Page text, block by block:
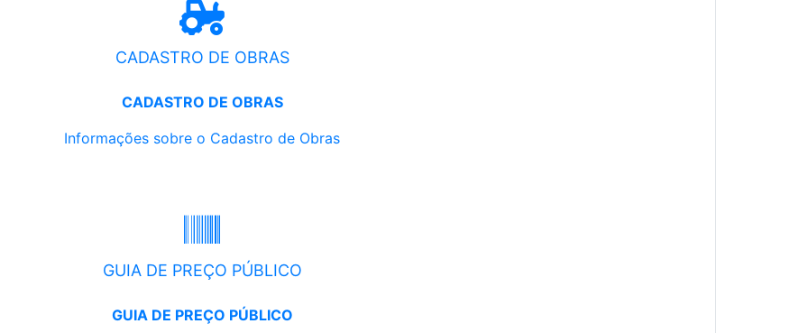
CADASTRO DE OBRAS
CADASTRO DE OBRAS
Informações sobre o Cadastro de Obras
GUIA DE PREÇO PÚBLICO
GUIA DE PREÇO PÚBLICO